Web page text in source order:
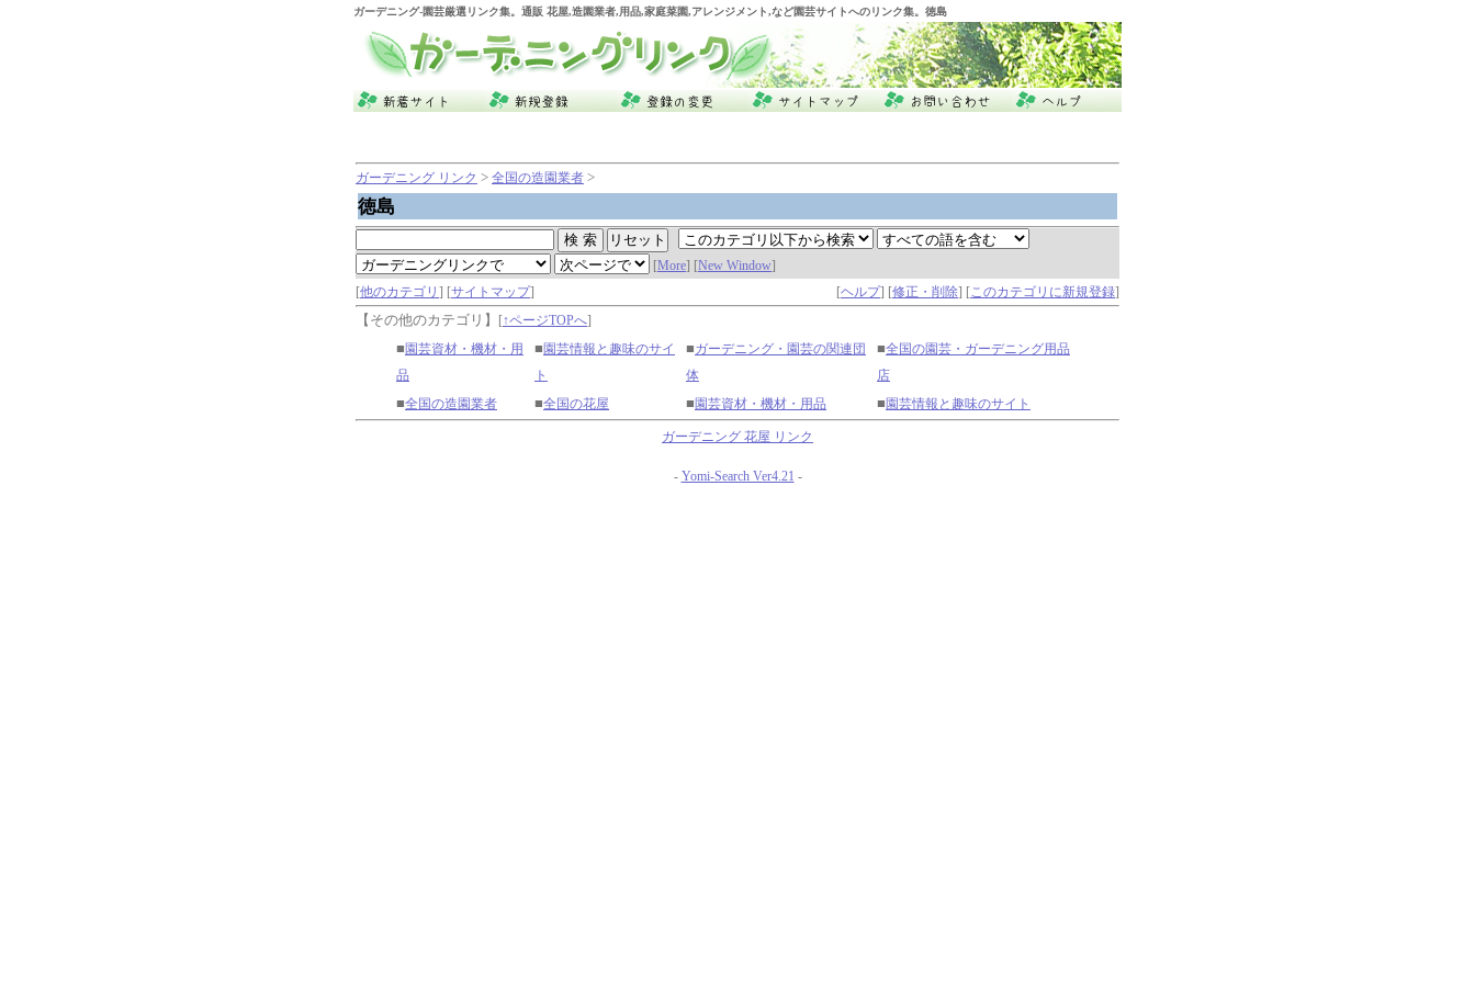
ガーデニング-園芸厳選リンク集。通販 花屋,造園業者,用品,家庭菜園,アレンジメント,など園芸サイトへのリンク集。徳島
ガーデニング リンク > 全国の造園業者 >
徳島
[More] [New Window]
[他のカテゴリ ] [サイトマップ] [ヘルプ] [修正・削除] [このカテゴリに新規登録]
【その他のカテゴリ】 [↑ページTOPへ]
■ 園芸資材・機材・用
品
■ 園芸情報と趣味のサイ
ト
■ガーデニング・園芸の関連団
体
■全国の園芸・ガーデニング用品
店
■全国の造園業者 ■全国の花屋 ■ 園芸資材・機材・用品 ■ 園芸情報と趣味のサイト
ガーデニング 花屋 リンク
- Yomi-Search Ver4.21 -